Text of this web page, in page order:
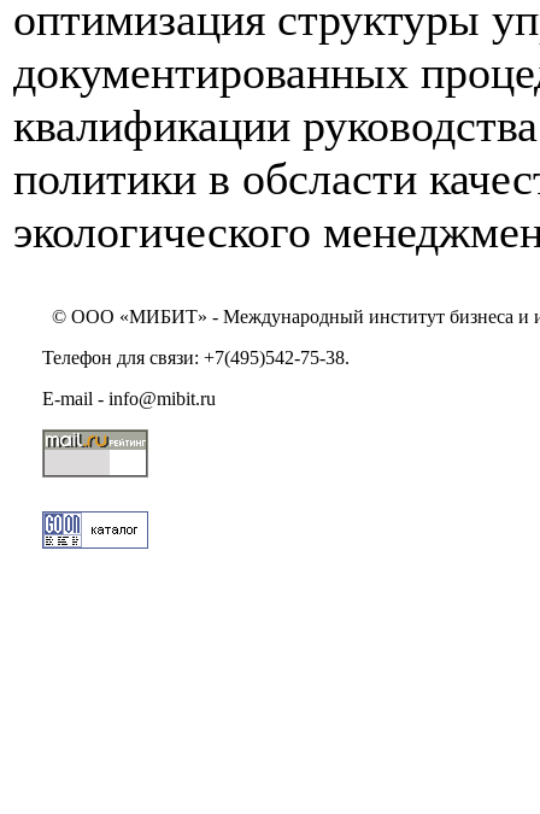
оптимизация структуры
документированных
квалификации
политики в обсласти
экологического
© ООО «МИБИТ» - Международный институт бизнеса и
Телефон для связи: +7(495)542-75-38.
E-mail - info@mibit.ru